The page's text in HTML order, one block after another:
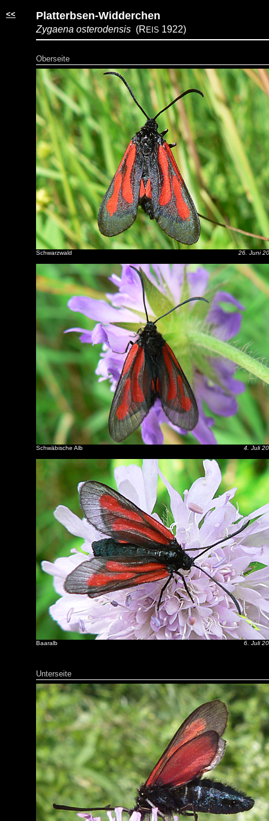
<< Platterbsen-Widderchen
Zygaena osterodensis (R EIS 1922)
Oberseite
Schwarzwald 26. Juni
Schwäbische Alb 4. Juli
Baaralb 6. Juli
Unterseite